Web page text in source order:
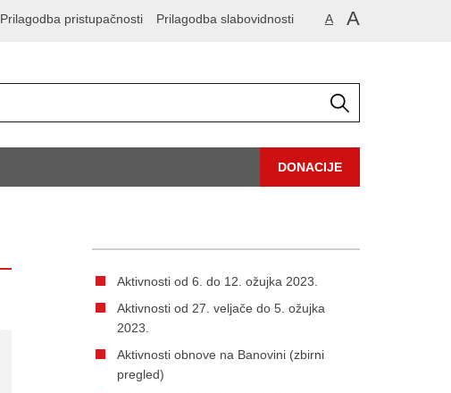
A A
Prilagodba pristupačnosti Prilagodba slabovidnosti
DONACIJE
Aktivnosti od 6. do 12. ožujka 2023.
Aktivnosti od 27. veljače do 5. ožujka
2023.
Aktivnosti obnove na Banovini (zbirni
pregled)